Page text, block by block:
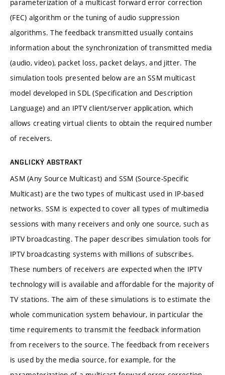
parameterization of a multicast forward error correction
(FEC) algorithm or the tuning of audio suppression
algorithms. The feedback transmitted usually contains
information about the synchronization of transmitted media
(audio, video), packet loss, packet delays, and jitter. The
simulation tools presented below are an SSM multicast
model developed in SDL (Specification and Description
Language) and an IPTV client/server application, which
allows creating virtual clients to obtain the required number
of receivers.
ANGLICKÝ ABSTRAKT
ASM (Any Source Multicast) and SSM (Source-Specific
Multicast) are the two types of multicast used in IP-based
networks. SSM is expected to cover all types of multimedia
sessions with many receivers and only one source, such as
IPTV broadcasting. The paper describes simulation tools for
IPTV broadcasting systems with millions of subscribes.
These numbers of receivers are expected when the IPTV
technology will is available and affordable for the majority of
TV stations. The aim of these simulations is to estimate the
whole communication system behaviour, in particular the
time requirements to transmit the feedback information
from receivers to the source. The feedback from receivers
is used by the media source, for example, for the